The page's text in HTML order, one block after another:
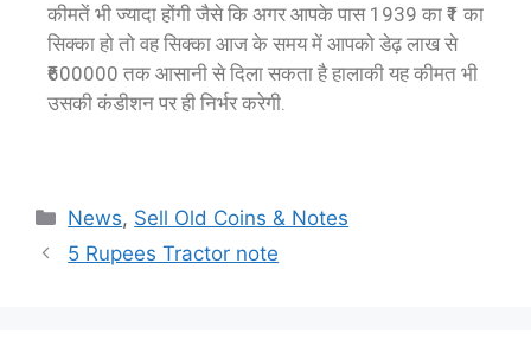
कीमतें भी ज्यादा होंगी जैसे कि अगर आपके पास 1939 का ₹1 का
सिक्का हो तो वह सिक्का आज के समय में आपको डेढ़ लाख से
₹600000 तक आसानी से दिला सकता है हालाकी यह कीमत भी
उसकी कंडीशन पर ही निर्भर करेगी.
News, Sell Old Coins & Notes
5 Rupees Tractor note